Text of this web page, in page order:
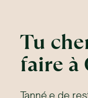
Tu
faire à